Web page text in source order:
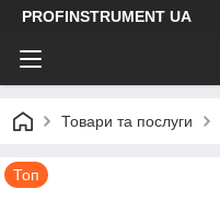
PROFINSTRUMENT UA
Товари та послуги
Топ